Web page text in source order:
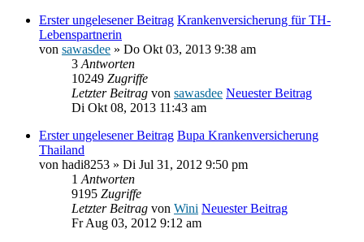
Erster ungelesener Beitrag Krankenversicherung für TH-
Lebenspartnerin
von sawasdee » Do Okt 03, 2013 9:38 am
3 Antworten
10249 Zugriffe
Letzter Beitrag von sawasdee Neuester Beitrag
Di Okt 08, 2013 11:43 am
Erster ungelesener Beitrag Bupa Krankenversicherung
Thailand
von hadi8253 » Di Jul 31, 2012 9:50 pm
1 Antworten
9195 Zugriffe
Letzter Beitrag von Wini Neuester Beitrag
Fr Aug 03, 2012 9:12 am